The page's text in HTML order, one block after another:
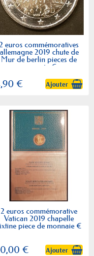
euros commémoratives
allemagne 2019 chute de
Mur de berlin pieces de
monnaie €
€ Ajouter
2 euros commémorative
Vatican 2019 chapelle
piece de monnaie €
€ Ajouter